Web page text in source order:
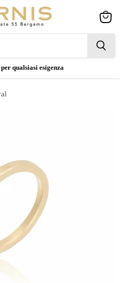
qualsiasi esigenza
cart